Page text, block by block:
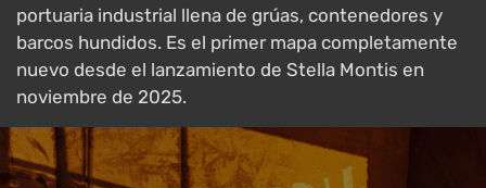
portuaria industrial llena de grúas, contenedores y
barcos hundidos. Es el primer mapa completamente
nuevo desde el lanzamiento de Stella Montis en
noviembre de 2025.